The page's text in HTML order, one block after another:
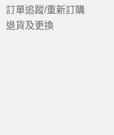
訂單追蹤/重新訂購
退貨及更換